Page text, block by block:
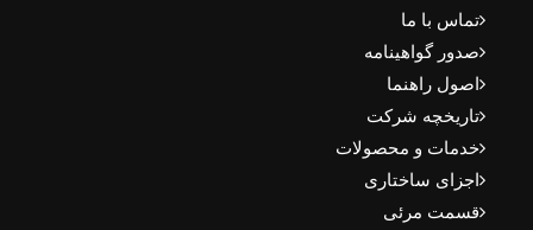
تماس با ما
صدور گواهینامه
اصول راهنما
تاریخچه شرکت
خدمات و محصولات
اجزای ساختاری
قسمت مرئی